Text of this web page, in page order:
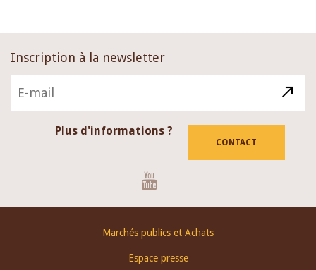
Inscription à la newsletter
Plus d'informations ?
CONTACT
Marchés publics et Achats
Espace presse